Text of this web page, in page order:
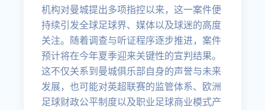
机构对曼城提出多项指控以来，这一案件便
持续引发全球足球界、媒体以及球迷的高度
关注。随着调查与听证程序逐步推进，案件
预计将在今年夏季迎来关键性的宣判结果。
这不仅关系到曼城俱乐部自身的声誉与未来
发展，也可能对英超联赛的监管体系、欧洲
足球财政公平制度以及职业足球商业模式产